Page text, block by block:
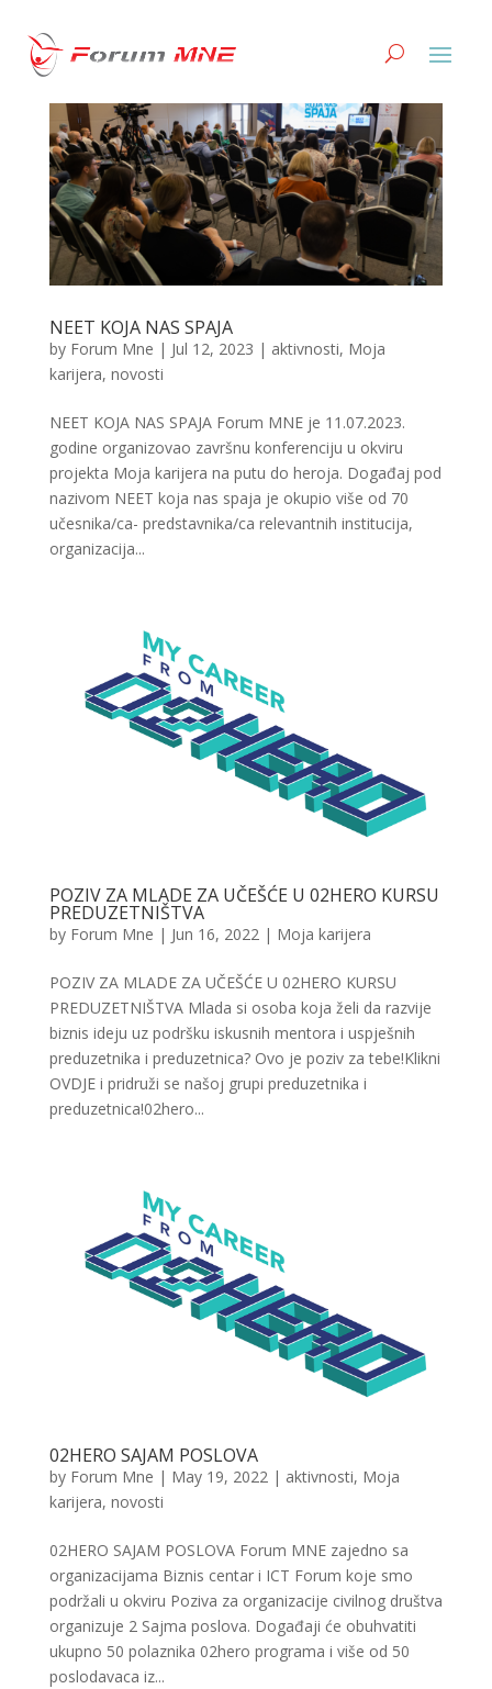
NEET KOJA NAS SPAJA
by Forum Mne | Jul 12, 2023 | aktivnosti, Moja
karijera, novosti
NEET KOJA NAS SPAJA Forum MNE je 11.07.2023.
godine organizovao završnu konferenciju u okviru
projekta Moja karijera na putu do heroja. Događaj pod
nazivom NEET koja nas spaja je okupio više od 70
učesnika/ca- predstavnika/ca relevantnih institucija,
organizacija...
POZIV ZA MLADE ZA UČEŠĆE U 02HERO KURSU
PREDUZETNIŠTVA
by Forum Mne | Jun 16, 2022 | Moja karijera
POZIV ZA MLADE ZA UČEŠĆE U 02HERO KURSU
PREDUZETNIŠTVA Mlada si osoba koja želi da razvije
biznis ideju uz podršku iskusnih mentora i uspješnih
preduzetnika i preduzetnica? Ovo je poziv za tebe!Klikni
OVDJE i pridruži se našoj grupi preduzetnika i
preduzetnica!02hero...
02HERO SAJAM POSLOVA
by Forum Mne | May 19, 2022 | aktivnosti, Moja
karijera, novosti
02HERO SAJAM POSLOVA Forum MNE zajedno sa
organizacijama Biznis centar i ICT Forum koje smo
podržali u okviru Poziva za organizacije civilnog društva
organizuje 2 Sajma poslova. Događaji će obuhvatiti
ukupno 50 polaznika 02hero programa i više od 50
poslodavaca iz...